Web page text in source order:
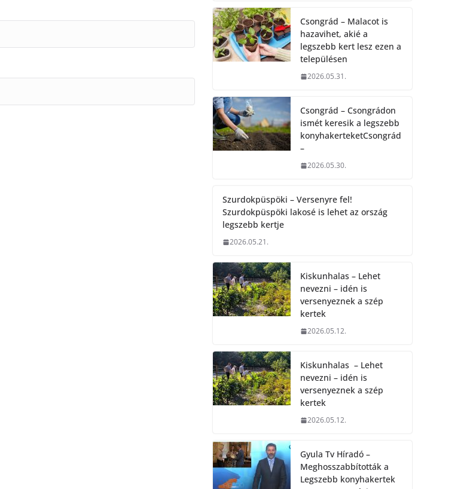
Csongrád – Malacot is
hazavihet, akié a
legszebb kert lesz ezen a
településen
2026.05.31.
Csongrád – Csongrádon
ismét keresik a legszebb
konyhakerteketCsongrád
–
2026.05.30.
Szurdokpüspöki – Versenyre fel!
Szurdokpüspöki lakosé is lehet az ország
legszebb kertje
2026.05.21.
Kiskunhalas – Lehet
nevezni – idén is
versenyeznek a szép
kertek
2026.05.12.
Kiskunhalas – Lehet
nevezni – idén is
versenyeznek a szép
kertek
2026.05.12.
Gyula Tv Híradó –
Meghosszabbították a
Legszebb konyhakertek